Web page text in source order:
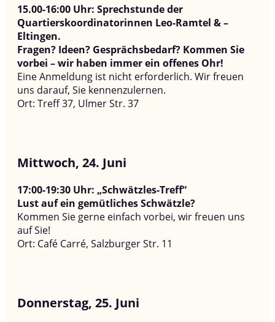
15.00-16:00 Uhr: Sprechstunde der
Quartierskoordinatorinnen Leo-Ramtel & –
Eltingen.
Fragen? Ideen? Gesprächsbedarf? Kommen Sie
vorbei – wir haben immer ein offenes Ohr!
Eine Anmeldung ist nicht erforderlich. Wir freuen
uns darauf, Sie kennenzulernen.
Ort: Treff 37, Ulmer Str. 37
Mittwoch, 24. Juni
17:00-19:30 Uhr: „Schwätzles-Treff“
Lust auf ein gemütliches Schwätzle?
Kommen Sie gerne einfach vorbei, wir freuen uns
auf Sie!
Ort: Café Carré, Salzburger Str. 11
Donnerstag, 25. Juni